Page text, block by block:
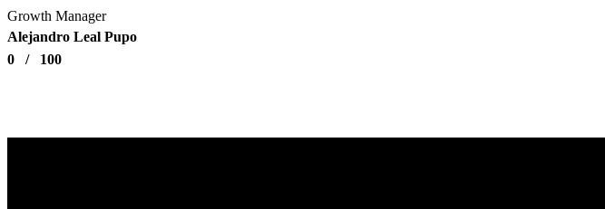
Growth Manager
Alejandro Leal Pupo
0
/ 100